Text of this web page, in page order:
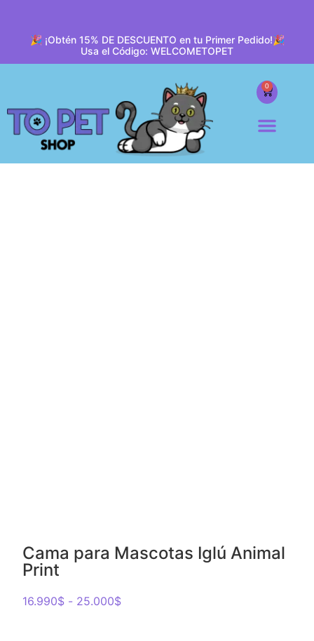
🎉 ¡Obtén 15% DE DESCUENTO en tu Primer Pedido!🎉
Usa el Código: WELCOMETOPET
0
Cama para Mascotas Iglú Animal
Print
16.990$ - 25.000$